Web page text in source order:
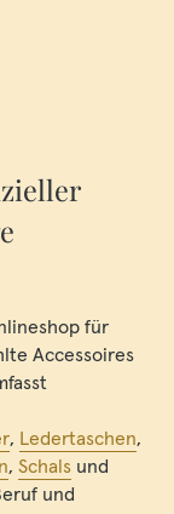
für
Accessoires
, Ledertaschen,
, Schals und
und